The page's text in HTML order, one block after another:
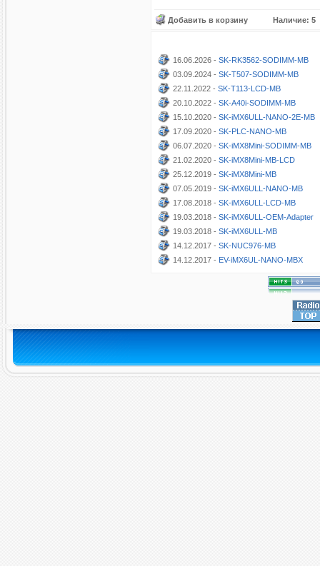
Добавить в корзину Наличие: 5
16.06.2026 - SK-RK3562-SODIMM-MB
03.09.2024 - SK-T507-SODIMM-MB
22.11.2022 - SK-T113-LCD-MB
20.10.2022 - SK-A40i-SODIMM-MB
15.10.2020 - SK-iMX6ULL-NANO-2E-MB
17.09.2020 - SK-PLC-NANO-MB
06.07.2020 - SK-iMX8Mini-SODIMM-MB
21.02.2020 - SK-iMX8Mini-MB-LCD
25.12.2019 - SK-iMX8Mini-MB
07.05.2019 - SK-iMX6ULL-NANO-MB
17.08.2018 - SK-iMX6ULL-LCD-MB
19.03.2018 - SK-iMX6ULL-OEM-Adapter
19.03.2018 - SK-iMX6ULL-MB
14.12.2017 - SK-NUC976-MB
14.12.2017 - EV-iMX6UL-NANO-MBX